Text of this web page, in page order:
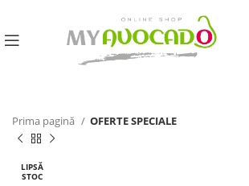
Prima pagină OFERTE SPECIALE
LIPSĂ
STOC